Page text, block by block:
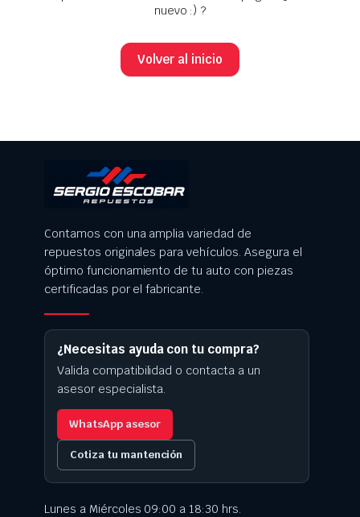
nuevo :) ?
Volver al inicio
Contamos con una amplia variedad de
repuestos originales para vehículos. Asegura el
óptimo funcionamiento de tu auto con piezas
certificadas por el fabricante.
¿Necesitas ayuda con tu compra?
Valida compatibilidad o contacta a un
asesor especialista.
WhatsApp asesor
Cotiza tu mantención
Lunes a Miércoles 09:00 a 18:30 hrs.